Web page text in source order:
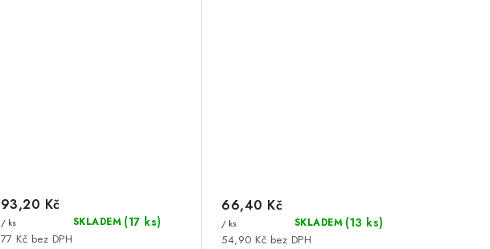
SKLADEM (17 ks)
77 Kč bez DPH
93,20 Kč
/ ks SKLADEM (13 ks)
54,90 Kč bez DPH
66,40 Kč
/ ks